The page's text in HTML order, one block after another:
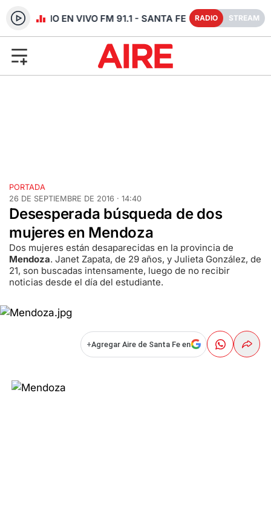
RADIO EN VIVO FM 91.1 - SANTA FE RADIO STREAM
PORTADA
26 DE SEPTIEMBRE DE 2016 · 14:40
Desesperada búsqueda de dos
mujeres en Mendoza
Dos mujeres están desaparecidas en la provincia de
Mendoza. Janet Zapata, de 29 años, y Julieta González, de
21, son buscadas intensamente, luego de no recibir
noticias desde el día del estudiante.
+Agregar Aire de Santa Fe en